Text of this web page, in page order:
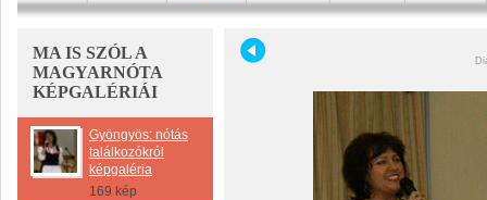
MA IS SZÓL A
MAGYARNÓTA
KÉPGALÉRIÁI
Gyöngyös: nótás
találkozókról
képgaléria
169 kép